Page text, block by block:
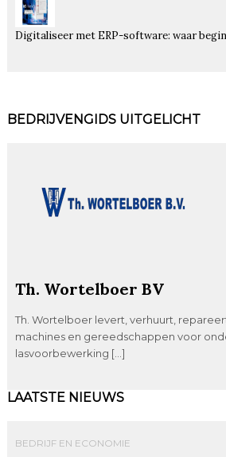
Digitaliseer met ERP-software: waar
BEDRIJVENGIDS UITGELICHT
Th. Wortelboer BV
Th. Wortelboer levert, verhuurt,
machines en gereedschappen voor
lasvoorbewerking […]
LAATSTE NIEUWS
BEDRIJF EN ECONOMIE